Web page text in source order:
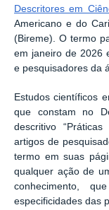
Descritores em
Americano e do
(Bireme). O termo
em janeiro de 2026
e pesquisadores da
Estudos científicos
que constam no
descritivo
artigos de
termo em suas
qualquer ação de
conhecimento,
especificidades das